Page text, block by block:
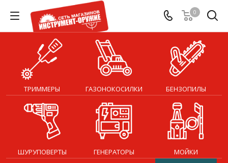
0
ТРИММЕРЫ ГАЗОНОКОСИЛКИ БЕНЗОПИЛЫ
ШУРУПОВЕРТЫ ГЕНЕРАТОРЫ МОЙКИ